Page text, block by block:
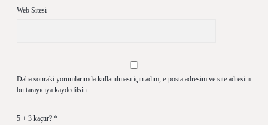
Web Sitesi
Daha sonraki yorumlarımda kullanılması için adım, e-posta adresim ve site adresim
bu tarayıcıya kaydedilsin.
5 + 3 kaçtır? *